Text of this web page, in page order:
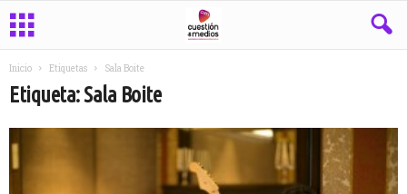
Inicio Etiquetas Sala Boite
Etiqueta: Sala Boite